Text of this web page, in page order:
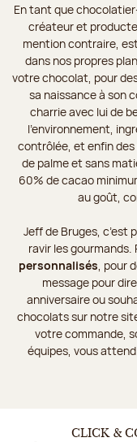
En tant que
créateur et
mention contraire,
dans nos propres
votre chocolat, pour
sa naissance à son
charrie avec lui de
l’environnement,
contrôlée, et enfin
de palme et sans
60% de cacao
au goût,
Jeff de Bruges, c’est
ravir les
personnalisés, pour
message pour
anniversaire ou
chocolats sur notre
votre commande,
équipes, vous
CLICK &